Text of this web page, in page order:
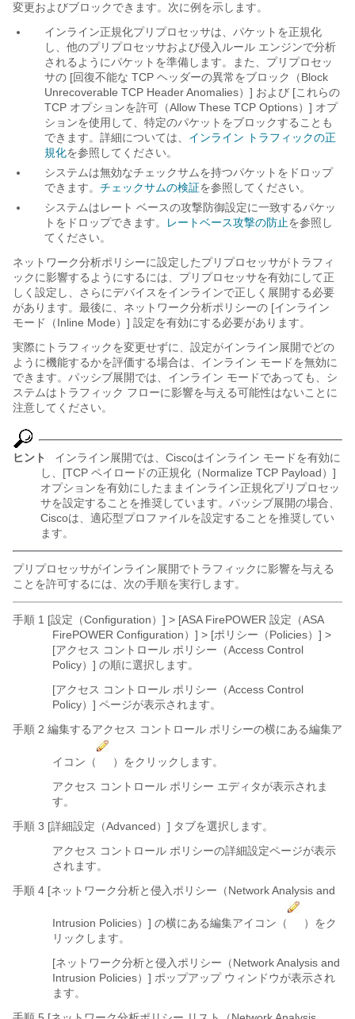
変更およびブロックできます。次に例を示します。
インライン正規化プリプロセッサは、パケットを正規化
し、他のプリプロセッサおよび侵入ルール エンジンで分析
されるようにパケットを準備します。また、プリプロセッ
サの [回復不能な TCP ヘッダーの異常をブロック（Block
Unrecoverable TCP Header Anomalies）] および [これらの
TCP オプションを許可（Allow These TCP Options）] オプ
ションを使用して、特定のパケットをブロックすることも
できます。詳細については、 インライン トラフィックの正
規化を参照してください。
システムは無効なチェックサムを持つパケットをドロップ
できます。 チェックサムの検証を参照してください。
システムはレート ベースの攻撃防御設定に一致するパケッ
トをドロップできます。
レートベース攻撃の防止を参照し
てください。
ネットワーク分析ポリシーに設定したプリプロセッサがトラフィ
ックに影響するようにするには、プリプロセッサを有効にして正
しく設定し、さらにデバイスをインラインで正しく展開する必要
があります。最後に、ネットワーク分析ポリシーの [インライン
モード（Inline Mode）] 設定を有効にする必要があります。
実際にトラフィックを変更せずに、設定がインライン展開でどの
ように機能するかを評価する場合は、インライン モードを無効に
できます。パッシブ展開では、インライン モードであっても、シ
ステムはトラフィック フローに影響を与える可能性はないことに
注意してください。
ヒント
インライン展開では、Ciscoはインライン モードを有効に
し、[TCP ペイロードの正規化（Normalize TCP Payload）]
オプションを有効にしたままインライン正規化プリプロセッ
サを設定することを推奨しています。パッシブ展開の場合、
Ciscoは、適応型プロファイルを設定することを推奨してい
ます。
プリプロセッサがインライン展開でトラフィックに影響を与える
ことを許可するには、次の手順を実行します。
手順 1 [設定（Configuration）] > [ASA FirePOWER 設定（ASA
FirePOWER Configuration）] > [ポリシー（Policies）] >
[アクセス コントロール ポリシー（Access Control
Policy）] の順に選択します。
[アクセス コントロール ポリシー（Access Control
Policy）] ページが表示されます。
手順 2 編集するアクセス コントロール ポリシーの横にある編集ア
イコン（
）をクリックします。
アクセス コントロール ポリシー エディタが表示されま
す。
手順 3 [詳細設定（Advanced）] タブを選択します。
アクセス コントロール ポリシーの詳細設定ページが表示
されます。
手順 4 [ネットワーク分析と侵入ポリシー（Network Analysis and
Intrusion Policies）] の横にある編集アイコン（
）をク
リックします。
[ネットワーク分析と侵入ポリシー（Network Analysis and
Intrusion Policies）] ポップアップ ウィンドウが表示され
ます。